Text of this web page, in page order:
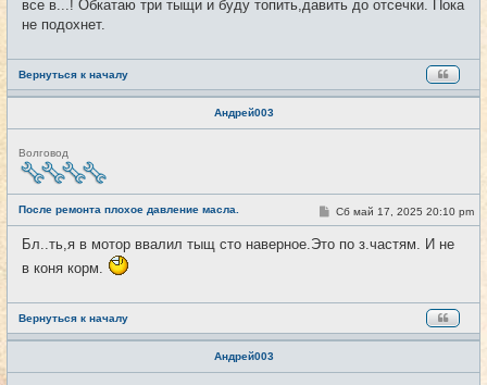
все в...! Обкатаю три тыщи и буду топить,давить до отсечки. Пока
не подохнет.
Вернуться к началу
Андрей003
Н
е
в
т
и
Волговод
После ремонта плохое давление масла. #18
С
о
б
и
Сб май 17, 2025 20:10 pm
Бл..ть,я в мотор ввалил тыщ сто наверное.Это по з.частям. И не
в коня корм.
Вернуться к началу
Андрей003